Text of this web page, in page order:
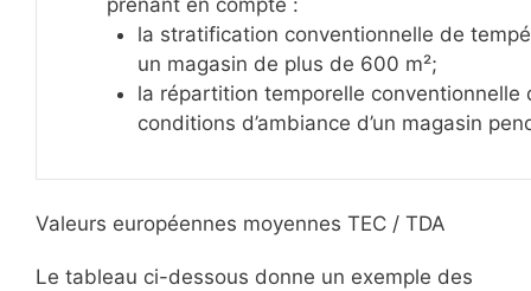
la stratification conventionnelle de
un magasin de plus de 600 m²;
la répartition temporelle conventionnelle
conditions d’ambiance d’un magasin
Valeurs européennes moyennes TEC / TDA
Le tableau ci-dessous donne un exemple des